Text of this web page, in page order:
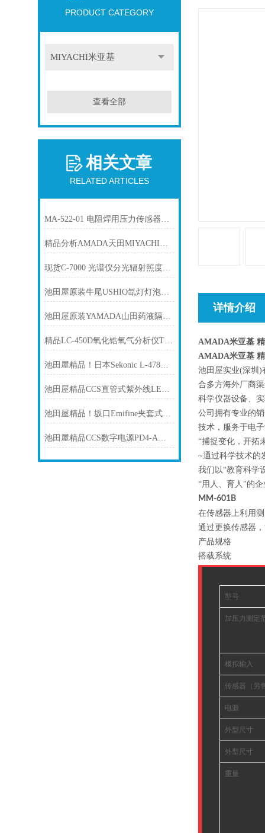
PRODUCT CATEGORY
MIYACHI米亚基
查看全部
相关文章
RELATED ARTICLES
MA-522-01 电阻焊用压力传感器MIYACHI米亚基
精品分析AMADA天田MIYACHI米亚基 MM-123B 高精度电阻焊接检测器
现货C-7000 光谱仪分光辐射照度计 世光SEKONIC
池田屋原装牛尾USHIO氙灯灯泡UXL-300D-O产品介绍技术参
池田屋原装YAMADA山田药液隔膜泵NDP-P20BPT产品介绍技术参数
精品LC-450D氧化锆氧气分析仪TORAY东丽
池田屋精品！日本Sekonic L-478DR-EL测光表
池田屋精品CCS直管式紫外线LED灯高输出型U-CS系列产品介绍技术参数
池田屋精品！坂口Emifine夹套式加热器技术参数
池田屋精品CCS数字电源PD4-A系列产品介绍技术参数
详情介绍
AMADA米亚基
AMADA米亚基
池田屋实业(深圳)
合多方海外厂商
科学仪器设备、
公司拥有专业的
技术，服务于电
“捕捉变化，开拓
~通过科学技术的
我们以“教育科学
“用人、育人"的
MM-601B
在传感器上利用
通过更换传感器
产品规格
搭载系统
型号
加压力测定
模拟输入
传感器（另
电源
外型尺寸
外型尺寸
重量